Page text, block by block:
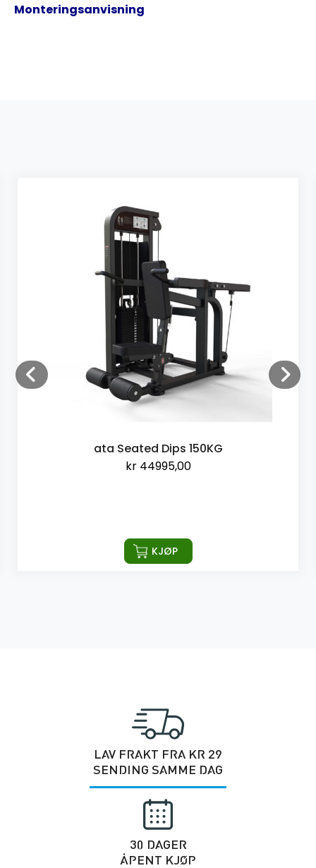
Monteringsanvisning
ata Seated Dips 150KG
kr44995,00
KJØP
LAV FRAKT FRA KR 29
SENDING SAMME DAG
30 DAGER
ÅPENT KJØP